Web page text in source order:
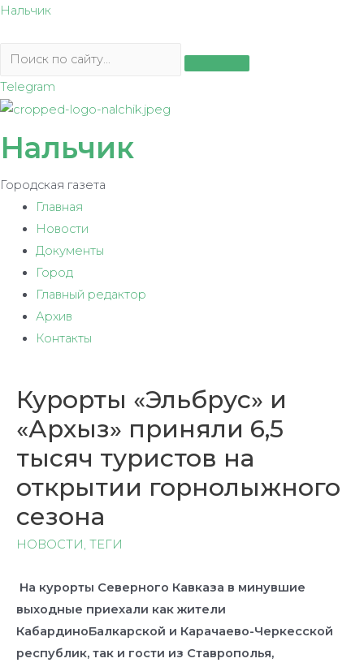
Перейти
содержимому
Нальчик
Telegram
Нальчик
Городская газета
Главная
Новости
Документы
Город
Главный редактор
Архив
Контакты
Курорты «Эльбрус» и
«Архыз» приняли 6,5
тысяч туристов на
открытии горнолыжного
сезона
НОВОСТИ, ТЕГИ
На курорты Северного Кавказа в минувшие
выходные приехали как жители
КабардиноБалкарской и Карачаево-Черкесской
республик, так и гости из Ставрополья,